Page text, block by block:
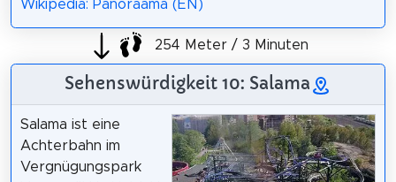
Wikipedia: Panoraama (EN)
254 Meter / 3 Minuten
Sehenswürdigkeit 10: Salama
Salama ist eine
Achterbahn im
Vergnügungspark